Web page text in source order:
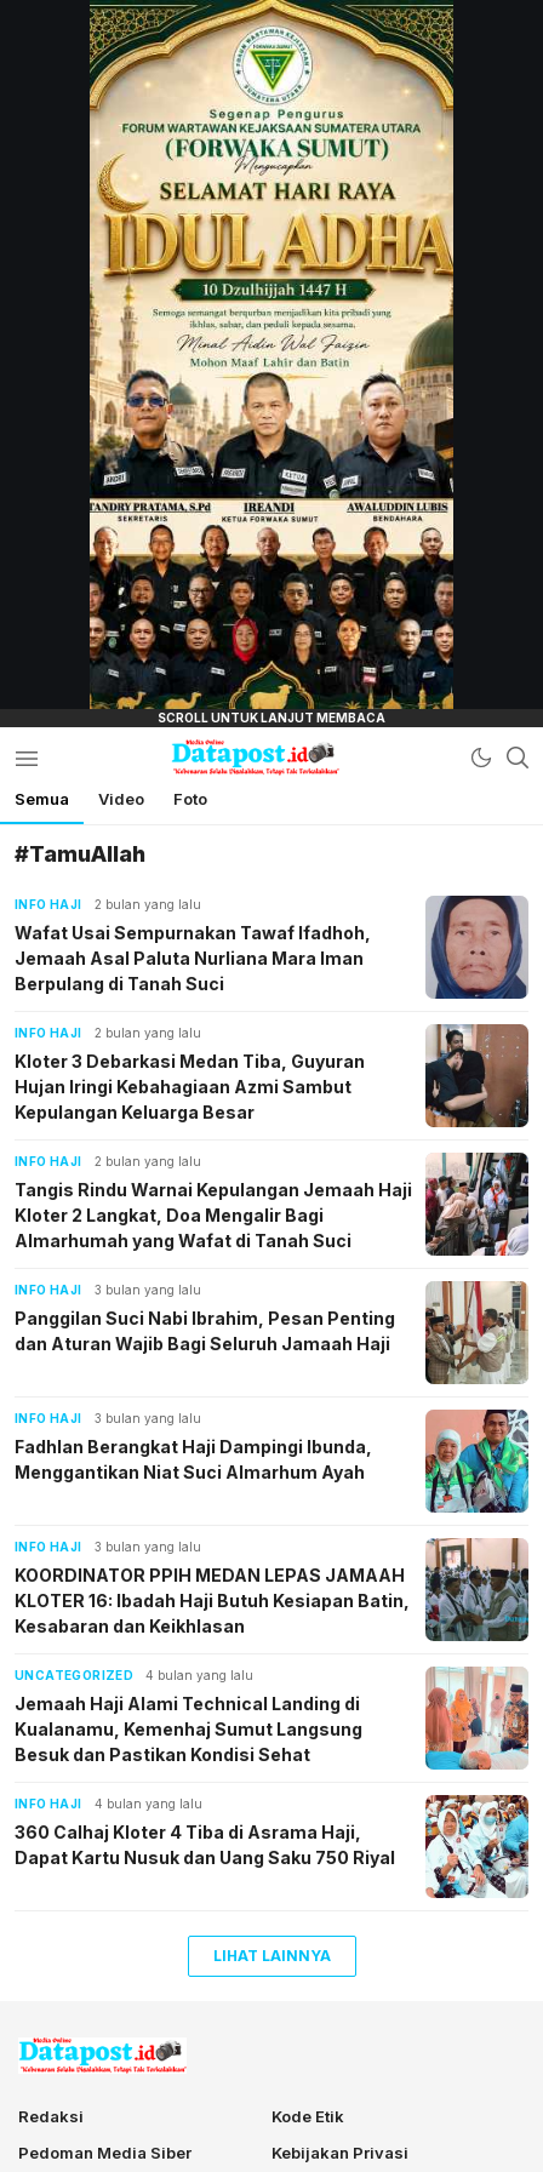
JARINGAN
lensamata.id
Datapost.id
Kebenaran Selalu Disalahkan, Tetapi Tak
Semua Video Foto
#TamuAllah
INFO HAJI 2 bulan yang lalu
Wafat Usai Sempurnakan Tawaf Ifadhoh,
Jemaah Asal Paluta Nurliana Mara Iman
Berpulang di Tanah Suci
INFO HAJI 2 bulan yang lalu
Kloter 3 Debarkasi Medan Tiba, Guyuran
Hujan Iringi Kebahagiaan Azmi Sambut
Kepulangan Keluarga Besar
INFO HAJI 2 bulan yang lalu
Tangis Rindu Warnai Kepulangan Jemaah Haji
Kloter 2 Langkat, Doa Mengalir Bagi
Almarhumah yang Wafat di Tanah Suci
INFO HAJI 3 bulan yang lalu
Panggilan Suci Nabi Ibrahim, Pesan Penting
dan Aturan Wajib Bagi Seluruh Jamaah Haji
INFO HAJI 3 bulan yang lalu
Fadhlan Berangkat Haji Dampingi Ibunda,
INFO HAJI 3 bulan yang lalu
KOORDINATOR PPIH MEDAN LEPAS JAMAAH
KLOTER 16: Ibadah Haji Butuh Kesiapan Batin,
Kesabaran dan Keikhlasan
UNCATEGORIZED 4 bulan yang lalu
Jemaah Haji Alami Technical Landing di
Kualanamu, Kemenhaj Sumut Langsung
Besuk dan Pastikan Kondisi Sehat
INFO HAJI 4 bulan yang lalu
360 Calhaj Kloter 4 Tiba di Asrama Haji,
Dapat Kartu Nusuk dan Uang Saku 750 Riyal
LIHAT LAINNYA
Redaksi
Kode Etik
Pedoman Media Siber
Kebijakan Privasi